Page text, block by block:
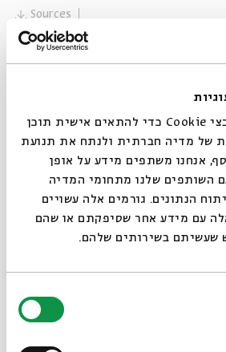
אנחנו משתמשים בקובצי Cookie כדי להתאים אישית תוכן
של מדיה חברתית ולנתח את תנועת
אנחנו משתפים מידע על אופן
השותפים שלנו מתחומי המדיה
הנתונים. גורמים אלה עשויים
עם מידע אחר שסיפקתם או שהם
שעשיתם בשירותים שלהם.
Sources
Share
Weekly Parashat HaShavua
Other episodes in